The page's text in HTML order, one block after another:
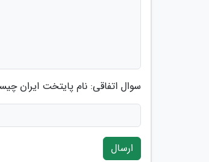
سوال اتفاقی: نام پایتخت ایران
ارسال